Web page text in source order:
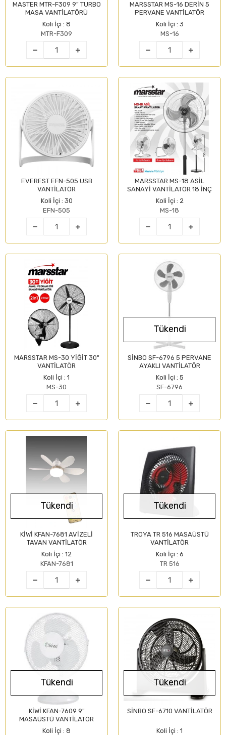
MASTER MTR-F309 9" TURBO
MASA VANTİLATÖRÜ
Koli İçi : 8
MTR-F309
MARSSTAR MS-16 DERİN 5
PERVANE VANTİLATÖR
Koli İçi : 3
MS-16
EVEREST EFN-505 USB
VANTİLATÖR
Koli İçi : 30
EFN-505
MARSSTAR MS-18 ASİL
SANAYİ VANTİLATÖR 18 İNÇ
Koli İçi : 2
MS-18
MARSSTAR MS-30 YİĞİT 30"
VANTİLATÖR
Koli İçi : 1
MS-30
Tükendi
SİNBO SF-6796 5 PERVANE
AYAKLI VANTİLATÖR
Koli İçi : 5
SF-6796
Tükendi
KİWİ KFAN-7681 AVİZELİ
TAVAN VANTİLATÖR
Koli İçi : 12
KFAN-7681
Tükendi
TROYA TR 516 MASAÜSTÜ
VANTİLATÖR
Koli İçi : 6
TR 516
Tükendi
KİWİ KFAN-7609 9"
MASAÜSTÜ VANTİLATÖR
Koli İçi : 8
Tükendi
SİNBO SF-6710 VANTİLATÖR
Koli İçi : 1